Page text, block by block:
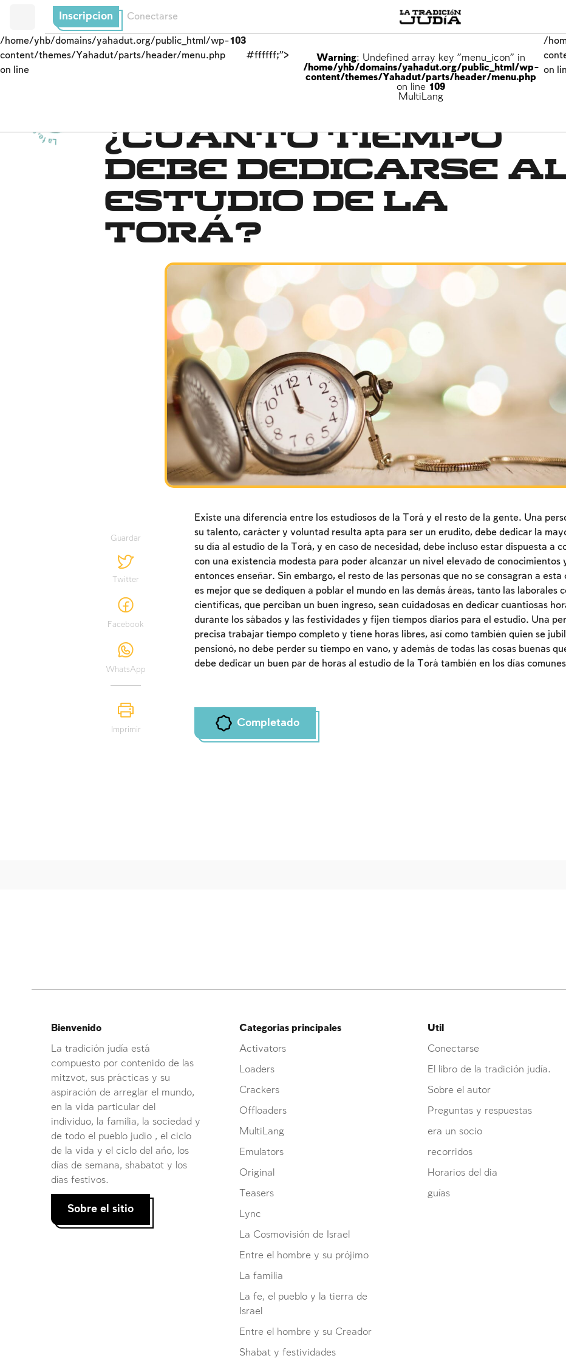
Inscripcion Conectarse
/home/yhb/domains/yahadut.org/public_html/wp-
content/themes/Yahadut/parts/header/menu.php
on line
103
#ffffff;">
Warning: Undefined array key "menu_icon" in
/home/yhb/domains/yahadut.org/public_html/wp-
content/themes/Yahadut/parts/header/menu.php
on line 109
MultiLang
/
on
La f
e,
e
l
p
e
b
l
o
y
l
a tierra
d
e
I
s
r
a
e
l ¿Cuánto tiempo
debe dedicarse
estudio de la
Torá?
Guardar
Twitter
Facebook
WhatsApp
Imprimir
Existe una diferencia entre los estudiosos de la Torá y el resto de la gente. Una
su talento, carácter y voluntad resulta apta para ser un erudito, debe dedicar la
su día al estudio de la Torá, y en caso de necesidad, debe incluso estar dispuesta a
con una existencia modesta para poder alcanzar un nivel elevado de conocimientos
entonces enseñar. Sin embargo, el resto de las personas que no se consagran a esta
es mejor que se dediquen a poblar el mundo en las demás áreas, tanto las laborales
científicas, que perciban un buen ingreso, sean cuidadosas en dedicar cuantiosas
durante los sábados y las festividades y fijen tiempos diarios para el estudio. Una
precisa trabajar tiempo completo y tiene horas libres, así como también quien se
pensionó, no debe perder su tiempo en vano, y además de todas las cosas buenas
debe dedicar un buen par de horas al estudio de la Torá también en los días
Completado
Para marcar lo estudiado debe conectarse a su
cuenta o inscribirse.
Util
Conectarse
El libro de la tradición judía.
Sobre el autor
Preguntas y respuestas
era un socio
recorridos
Horarios del dia
guías
Categorias principales
Activators
Loaders
Crackers
Offloaders
MultiLang
Emulators
Original
Teasers
Lync
La Cosmovisión de Israel
Entre el hombre y su prójimo
La familia
La fe, el pueblo y la tierra de
Israel
Entre el hombre y su Creador
Shabat y festividades
Bienvenido
La tradición judía está
compuesto por contenido de las
mitzvot, sus prácticas y su
aspiración de arreglar el mundo,
en la vida particular del
individuo, la familia, la sociedad y
de todo el pueblo judio , el ciclo
de la vida y el ciclo del año, los
días de semana, shabatot y los
días festivos.
Sobre el sitio